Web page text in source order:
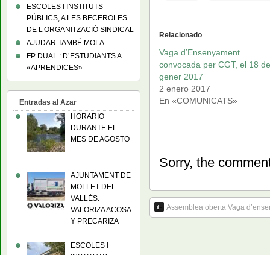
Relacionado
Vaga d’Ensenyament
convocada per CGT, el 18 de
gener 2017
2 enero 2017
En «COMUNICATS»
Sorry, the
Assemblea oberta Vaga
ESCOLES I INSTITUTS
PÚBLICS, A LES BECEROLES
DE L’ORGANITZACIÓ SINDICAL
AJUDAR TAMBÉ MOLA
FP DUAL : D’ESTUDIANTS A
«APRENDICES»
Entradas al Azar
HORARIO
DURANTE EL
MES DE AGOSTO
AJUNTAMENT DE
MOLLET DEL
VALLÈS:
VALORIZA ACOSA
Y PRECARIZA
ESCOLES I